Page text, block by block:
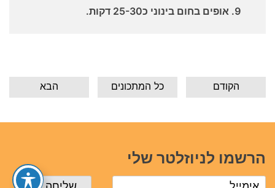
אופים בחום בינוני כ25-30 דקות.
הבא כל המתכונים הקודם
הרשמו לניוזלטר שלי